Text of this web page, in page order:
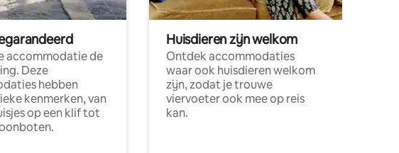
accommodatie de
Deze
hebben
kenmerken, van
op een klif tot
Huisdieren zijn welkom
Ontdek accommodaties
waar ook huisdieren welkom
zijn, zodat je trouwe
viervoeter ook mee op reis
kan.